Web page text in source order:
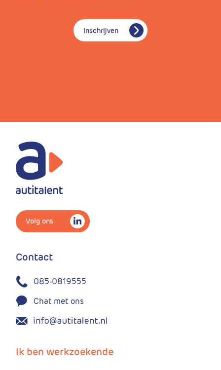
Inschrijven
Volg ons
Contact
085-0819555
Chat met ons
Ik ben werkzoekende